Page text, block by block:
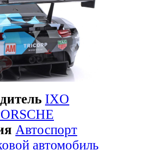
IXO
Автоспорт
автомобиль